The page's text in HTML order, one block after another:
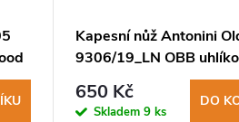
Kapesní nůž Antonini
9306/19_LN OBB
čepel, rukojeť americký
650 Kč
Skladem9 ks
DO